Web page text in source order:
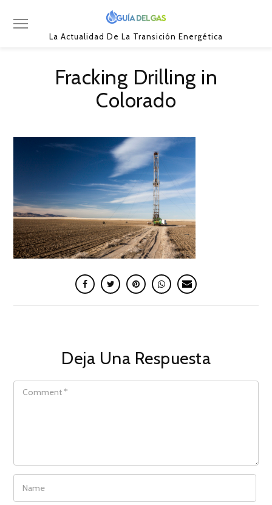
La Actualidad De La Transición Energética
Fracking Drilling in
Colorado
Deja Una Respuesta
COMMENT
NAME